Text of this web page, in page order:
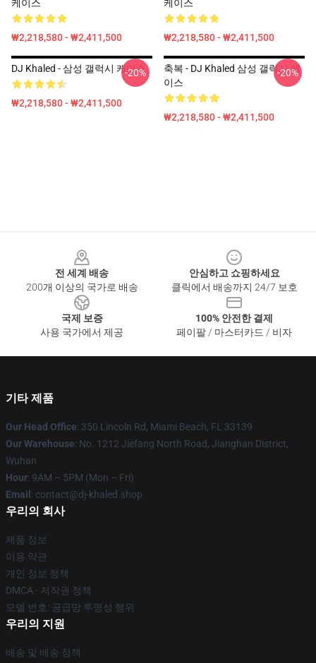
케이스
₩2,218,580 - ₩2,411,500
케이스
₩2,218,580 - ₩2,411,500
DJ Khaled - 삼성 갤럭시 케이스
₩2,218,580 - ₩2,411,500
-20%
축복 - DJ Khaled 삼성 갤럭시 케
이스
₩2,218,580 - ₩2,411,500
-20%
전 세계 배송
200개 이상의 국가로 배송
안심하고 쇼핑하세요
클릭에서 배송까지 24/7 보호
국제 보증
사용 국가에서 제공
100% 안전한 결제
페이팔 / 마스터카드 / 비자
기타 제품
Our Head Office: 350 Lincoln Rd, Miami Beach, FL 33139
Our Warehouse: No. 1212 Jiefang North Road, Jianghan District,
Wuhan
Hour: 9AM – 5PM (Mon – Fri)
Email : contact@dj-khaled.shop
우리의 회사
제품 정보
이용 약관
개인 정보 정책
DMCA - 저작권 정책
모델 번호: 공급망 투명성 행위
우리의 지원
배송 및 배송 정책